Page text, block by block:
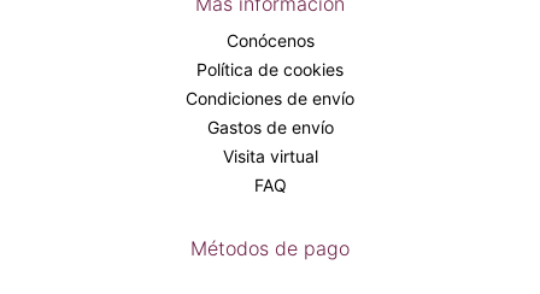
Conócenos
Política de cookies
Condiciones de envío
Gastos de envío
Visita virtual
FAQ
Métodos de pago